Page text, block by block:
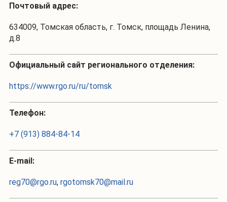
Почтовый адрес:
634009, Томская область, г. Томск, площадь Ленина,
д.8
Официальный сайт регионального отделения:
https://www.rgo.ru/ru/tomsk
Телефон:
+7 (913) 884-84-14
Е-mail:
reg70@rgo.ru, rgotomsk70@mail.ru